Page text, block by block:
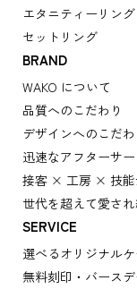
エタニティーリング
セットリング
BRAND
WAKO について
品質へのこだわり
デザインへのこだわ
迅速なアフターサ
接客 × 工房 × 技
世代を超えて愛さ
SERVICE
選べるオリジナル
無料刻印・バース